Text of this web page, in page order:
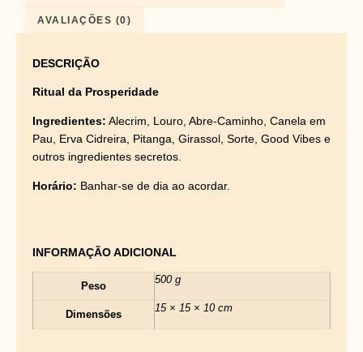
AVALIAÇÕES (0)
DESCRIÇÃO
Ritual da Prosperidade
Ingredientes: Alecrim, Louro, Abre-Caminho, Canela em
Pau, Erva Cidreira, Pitanga, Girassol, Sorte, Good Vibes e
outros ingredientes secretos.
Horário: Banhar-se de dia ao acordar.
INFORMAÇÃO ADICIONAL
Peso
500 g
Dimensões
15 × 15 × 10 cm